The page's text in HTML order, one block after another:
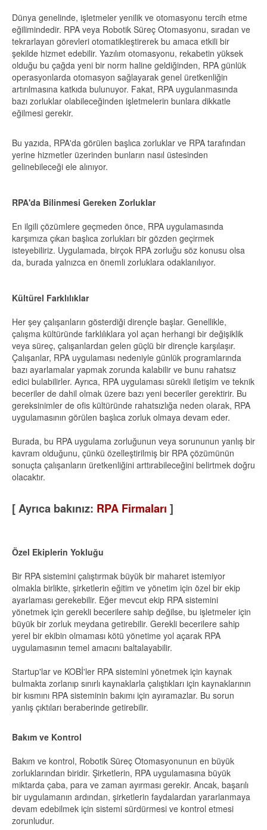
Dünya genelinde, işletmeler yenilik ve otomasyonu tercih etme
eğilimindedir. RPA veya Robotik Süreç Otomasyonu, sıradan ve
tekrarlayan görevleri otomatikleştirerek bu amaca etkili bir
şekilde hizmet edebilir. Yazılım otomasyonu, rekabetin yüksek
olduğu bu çağda yeni bir norm haline geldiğinden, RPA günlük
operasyonlarda otomasyon sağlayarak genel üretkenliğin
artırılmasına katkıda bulunuyor. Fakat, RPA uygulanmasında
bazı zorluklar olabileceğinden işletmelerin bunlara dikkatle
eğilmesi gerekir.
Bu yazıda, RPA'da görülen başlıca zorluklar ve RPA tarafından
yerine hizmetler üzerinden bunların nasıl üstesinden
gelinebileceği ele alınıyor.
RPA'da Bilinmesi Gereken Zorluklar
En ilgili çözümlere geçmeden önce, RPA uygulamasında
karşımıza çıkan başlıca zorlukları bir gözden geçirmek
isteyebiliriz. Uygulamada, birçok RPA zorluğu söz konusu olsa
da, burada yalnızca en önemli zorluklara odaklanılıyor.
Kültürel Farklılıklar
Her şey çalışanların gösterdiği dirençle başlar. Genellikle,
çalışma kültüründe farklılıklara yol açan herhangi bir değişiklik
veya süreç, çalışanlardan gelen güçlü bir dirençle karşılaşır.
Çalışanlar, RPA uygulaması nedeniyle günlük programlarında
bazı ayarlamalar yapmak zorunda kalabilir ve bunu rahatsız
edici bulabilirler. Ayrıca, RPA uygulaması sürekli iletişim ve teknik
beceriler de dahil olmak üzere bazı yeni beceriler gerektirir. Bu
gereksinimler de ofis kültüründe rahatsızlığa neden olarak, RPA
uygulamasının görülen başlıca zorluk olmaya devam eder.
Burada, bu RPA uygulama zorluğunun veya sorununun yanlış bir
kavram olduğunu, çünkü özelleştirilmiş bir RPA çözümünün
sonuçta çalışanların üretkenliğini arttırabileceğini belirtmek doğru
olacaktır.
[ Ayrıca bakınız: RPA Firmaları ]
Özel Ekiplerin Yokluğu
Bir RPA sistemini çalıştırmak büyük bir maharet istemiyor
olmakla birlikte, şirketlerin eğitim ve yönetim için özel bir ekip
ayarlaması gerekebilir. Eğer mevcut ekip RPA sistemini
yönetmek için gerekli becerilere sahip değilse, bu işletmeler için
büyük bir zorluk meydana getirebilir. Gerekli becerilere sahip
yerel bir ekibin olmaması kötü yönetime yol açarak RPA
uygulamasının temel amacını baltalayabilir.
Startup'lar ve KOBİ'ler RPA sistemini yönetmek için kaynak
bulmakta zorlanıp sınırlı kaynaklarla çalıştıkları için kaynaklarının
bir kısmını RPA sisteminin bakımı için ayıramazlar. Bu sorun
yanlış çıktıları beraberinde getirebilir.
Bakım ve Kontrol
Bakım ve kontrol, Robotik Süreç Otomasyonunun en büyük
zorluklarından biridir. Şirketlerin, RPA uygulamasına büyük
miktarda çaba, para ve zaman ayırması gerekir. Ancak, başarılı
bir uygulamanın ardından, şirketlerin faydalardan yararlanmaya
devam edebilmek için sistemi sürdürmesi ve kontrol etmesi
zorunludur.